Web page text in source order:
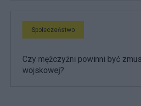
Społeczeństwo
Czy mężczyźni powinni być
wojskowej?